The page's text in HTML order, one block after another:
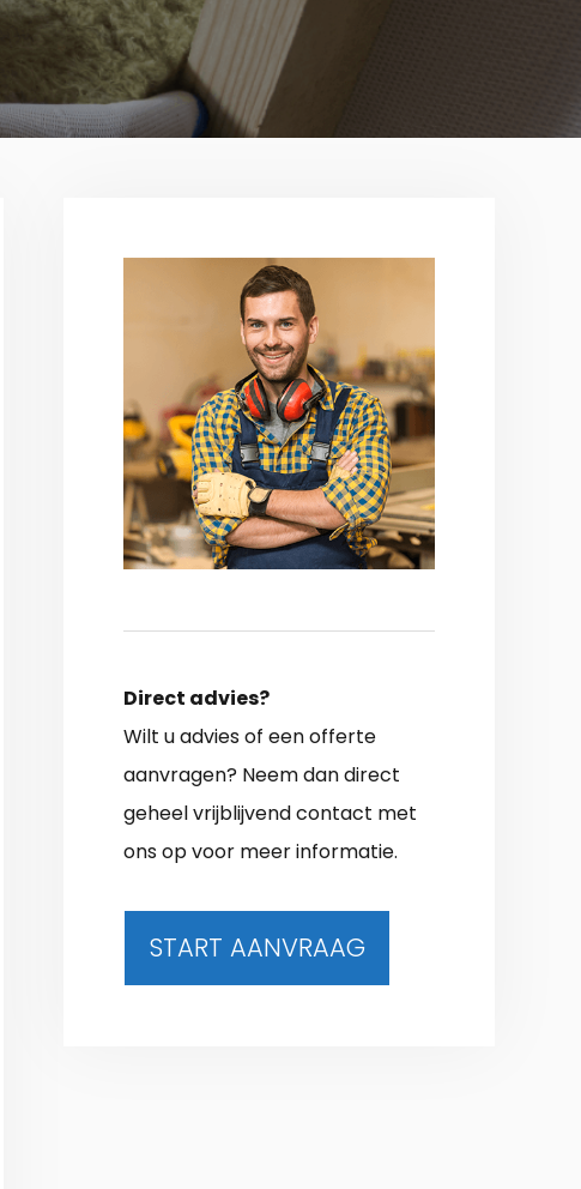
Direct advies?
Wilt u advies of een offerte
aanvragen? Neem dan direct
geheel vrijblijvend contact met
ons op voor meer informatie.
START AANVRAAG